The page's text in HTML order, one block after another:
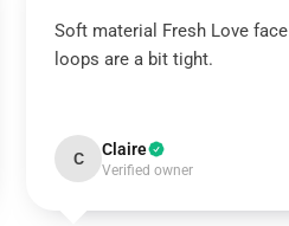
Soft material Fresh Love
loops are a bit tight.
C Claire
Verified owner